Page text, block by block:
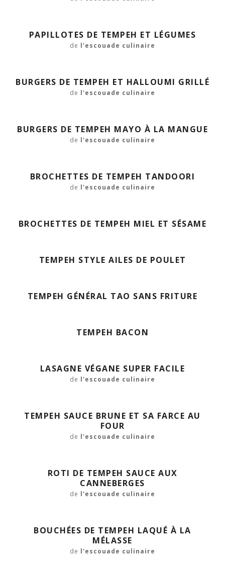
PAPILLOTES DE TEMPEH ET LÉGUMES
de l'escouade culinaire
BURGERS DE TEMPEH ET HALLOUMI GRILLÉ
de l'escouade culinaire
BURGERS DE TEMPEH MAYO À LA MANGUE
de l'escouade culinaire
BROCHETTES DE TEMPEH TANDOORI
de l'escouade culinaire
BROCHETTES DE TEMPEH MIEL ET SÉSAME
TEMPEH STYLE AILES DE POULET
TEMPEH GÉNÉRAL TAO SANS FRITURE
TEMPEH BACON
LASAGNE VÉGANE SUPER FACILE
de l'escouade culinaire
TEMPEH SAUCE BRUNE ET SA FARCE AU
FOUR
de l'escouade culinaire
ROTI DE TEMPEH SAUCE AUX
CANNEBERGES
de l'escouade culinaire
BOUCHÉES DE TEMPEH LAQUÉ À LA
MÉLASSE
de l'escouade culinaire